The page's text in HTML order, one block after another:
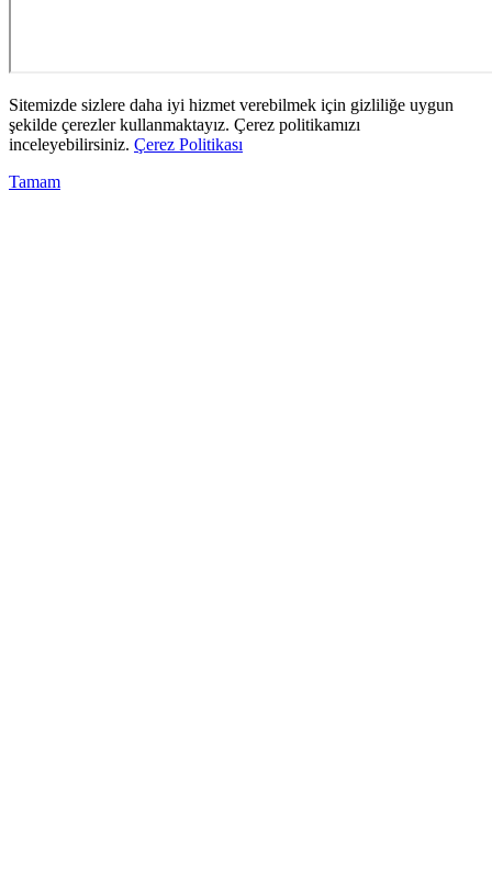
Sitemizde sizlere daha iyi hizmet verebilmek için gizliliğe uygun
şekilde çerezler kullanmaktayız. Çerez politikamızı
inceleyebilirsiniz. Çerez Politikası
Tamam